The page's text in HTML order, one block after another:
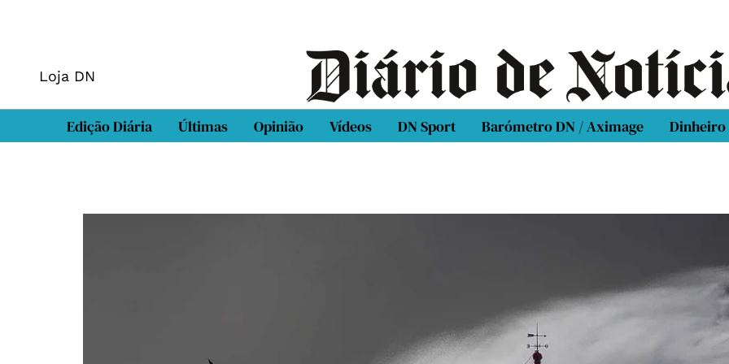
Loja DN
Edição Diária Últimas Opinião Vídeos DN Sport Barómetro DN / Aximage Dinheiro